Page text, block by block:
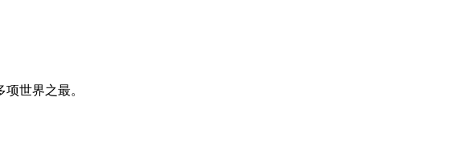
世界之最。